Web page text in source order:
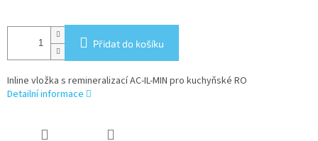
Přidat do košíku
Inline vložka s remineralizací AC-IL-MIN pro kuchyňské RO
Detailní informace